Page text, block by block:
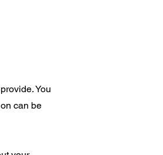
You
can be